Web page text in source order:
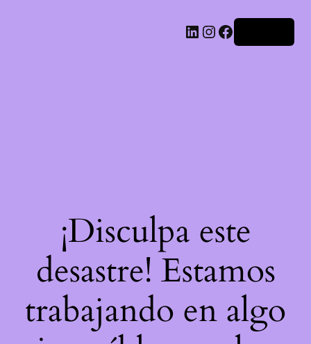
LinkedIn
Instagram
Facebook
¡Disculpa este
desastre! Estamos
trabajando en algo